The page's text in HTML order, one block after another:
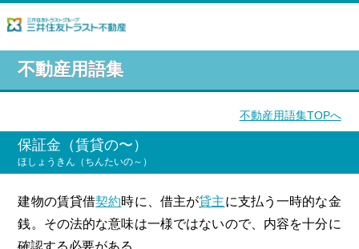
不動産用語集
不動産用語集TOPへ
保証金（賃貸の〜）
ほしょうきん（ちんたいの～）
建物の賃貸借契約時に、借主が貸主に支払う一時的な金
銭。その法的な意味は一様ではないので、内容を十分に
確認する必要がある。